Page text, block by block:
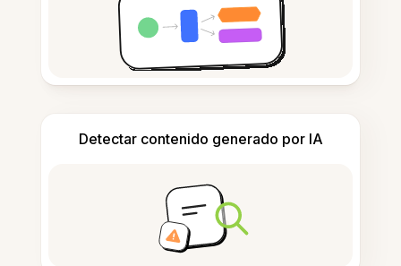
Detectar contenido generado por IA